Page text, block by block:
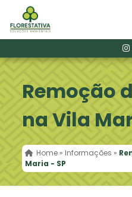
Remoção
na Vila
Home » Informações »
Maria - SP